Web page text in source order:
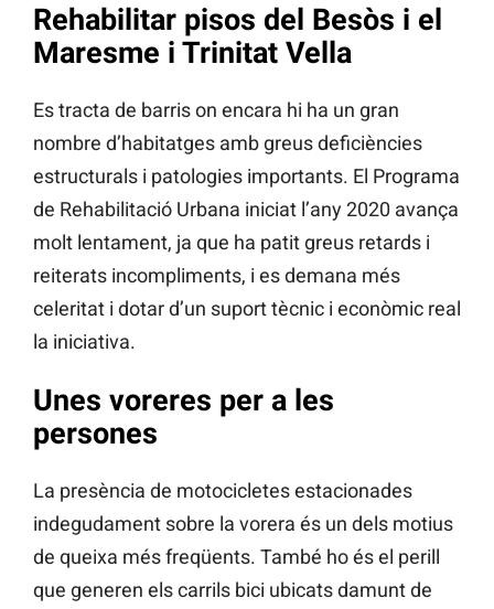
Rehabilitar pisos del Besòs i el
Maresme i Trinitat Vella
Es tracta de barris on encara hi ha un gran
nombre d’habitatges amb greus deficiències
estructurals i patologies importants. El Programa
de Rehabilitació Urbana iniciat l’any 2020 avança
molt lentament, ja que ha patit greus retards i
reiterats incompliments, i es demana més
celeritat i dotar d’un suport tècnic i econòmic real
la iniciativa.
Unes voreres per a les
persones
La presència de motocicletes estacionades
indegudament sobre la vorera és un dels motius
de queixa més freqüents. També ho és el perill
que generen els carrils bici ubicats damunt de